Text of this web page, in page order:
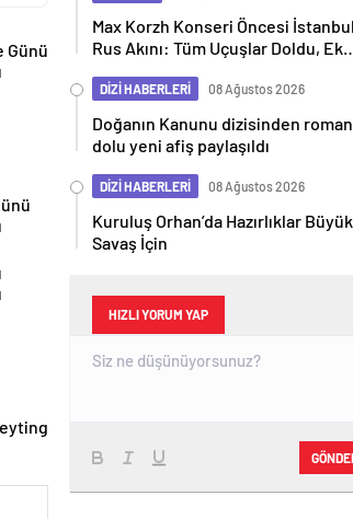
Max Korzh Konseri Öncesi
Rus Akını: Tüm Uçuşlar Doldu, Ek
DİZİ HABERLERİ 08 Ağustos 2026
Doğanın Kanunu dizisinden
dolu yeni afiş paylaşıldı
DİZİ HABERLERİ 08 Ağustos 2026
Kuruluş Orhan’da Hazırlıklar Büyük
Savaş İçin
HIZLI YORUM YAP